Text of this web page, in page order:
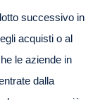
successivo in
acquisti o al
le aziende in
dalla